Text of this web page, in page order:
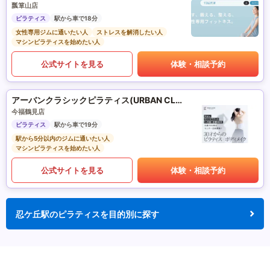
瓢箪山店
ピラティス
駅から車で18分
女性専用ジムに通いたい人
ストレスを解消したい人
マシンピラティスを始めたい人
公式サイトを見る 体験・相談予約
アーバンクラシックピラティス(URBAN CLASSIC PILATES)
今福鶴見店
ピラティス
駅から車で19分
駅から5分以内のジムに通いたい人
マシンピラティスを始めたい人
公式サイトを見る 体験・相談予約
忍ケ丘駅のピラティスを目的別に探す